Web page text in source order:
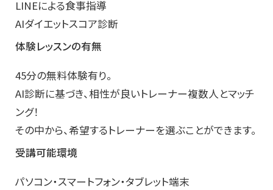
LINEによる食事指導
AIダイエットスコア診断
体験レッスンの有無
45分の無料体験有り。
AI診断に基づき、相性が良いトレーナー複数人とマッチ
ング！
その中から、希望するトレーナーを選ぶことができます。
受講可能環境
パソコン・スマートフォン・タブレット端末